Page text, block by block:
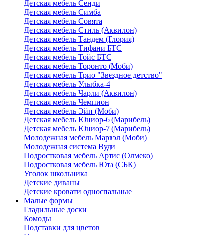
Детская мебель Сенди
Детская мебель Симба
Детская мебель Совята
Детская мебель Стиль (Аквилон)
Детская мебель Тандем (Глория)
Детская мебель Тифани БТС
Детская мебель Тойс БТС
Детская мебель Торонто (Моби)
Детская мебель Трио "Звездное детство"
Детская мебель Улыбка-4
Детская мебель Чарли (Аквилон)
Детская мебель Чемпион
Детская мебель Эйп (Моби)
Детская мебель Юниор-6 (Марибель)
Детская мебель Юниор-7 (Марибель)
Молодежная мебель Марвэл (Моби)
Молодежная система Вуди
Подростковая мебель Артис (Олмеко)
Подростковая мебель Юта (СБК)
Уголок школьника
Детские диваны
Детские кровати односпальные
Малые формы
Гладильные доски
Комоды
Подставки для цветов